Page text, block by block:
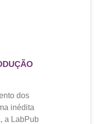
dos
inédita
a LabPub